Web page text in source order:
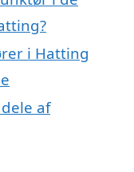
i Hatting
af